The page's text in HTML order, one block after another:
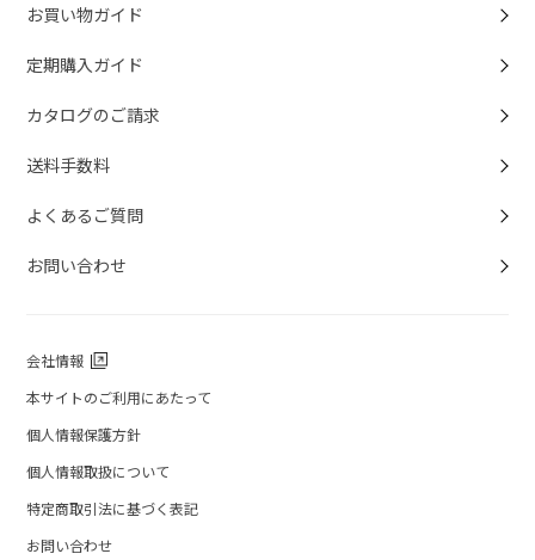
お買い物ガイド
定期購入ガイド
カタログのご請求
送料手数料
よくあるご質問
お問い合わせ
会社情報
本サイトのご利用にあたって
個人情報保護方針
個人情報取扱について
特定商取引法に基づく表記
お問い合わせ